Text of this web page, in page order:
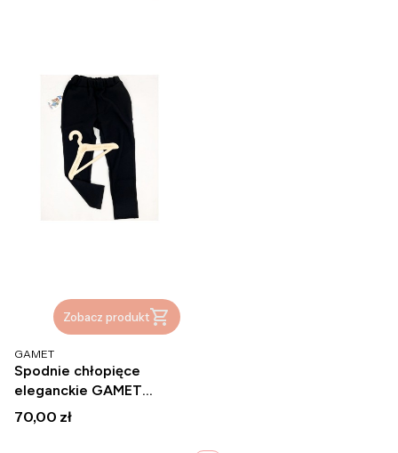
Zobacz produkt
PRODUCENT
GAMET
Spodnie chłopięce
eleganckie GAMET
wiskoza polskie galowe
Cena
70,00 zł